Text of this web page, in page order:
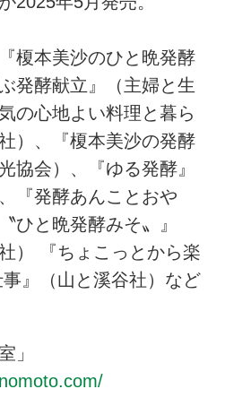
榎本美沙のひと晩発酵
発酵献立』（主婦と生
の心地よい料理と暮ら
）、『榎本美沙の発酵
協会）、『ゆる発酵』
『発酵あんことおや
ひと晩発酵みそ〟』
） 『ちょこっとから楽
』（山と溪谷社）など
」